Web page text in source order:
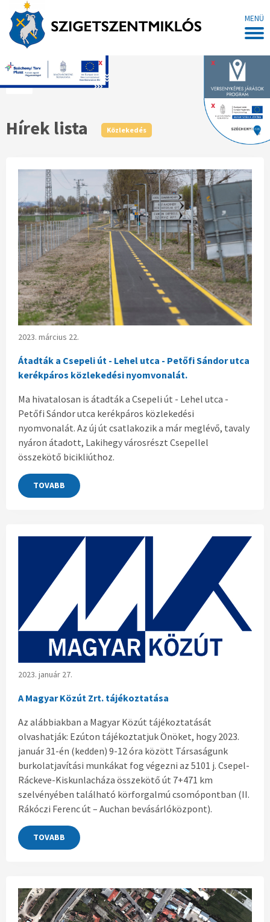
MENÜ
x
x
x
Főoldal
Hírek lista Közlekedés
2023. március 22.
Átadták a Csepeli út - Lehel utca - Petőfi Sándor utca
kerékpáros közlekedési nyomvonalát.
Ma hivatalosan is átadták a Csepeli út - Lehel utca -
Petőfi Sándor utca kerékpáros közlekedési
nyomvonalát. Az új út csatlakozik a már meglévő, tavaly
nyáron átadott, Lakihegy városrészt Csepellel
összekötő bicikliúthoz.
TOVABB
2023. január 27.
A Magyar Közút Zrt. tájékoztatása
Az alábbiakban a Magyar Közút tájékoztatását
olvashatják: Ezúton tájékoztatjuk Önöket, hogy 2023.
január 31-én (kedden) 9-12 óra között Társaságunk
burkolatjavítási munkákat fog végezni az 5101 j. Csepel-
Ráckeve-Kiskunlacháza összekötő út 7+471 km
szelvényében található körforgalmú csomópontban (II.
Rákóczi Ferenc út – Auchan bevásárlóközpont).
TOVABB